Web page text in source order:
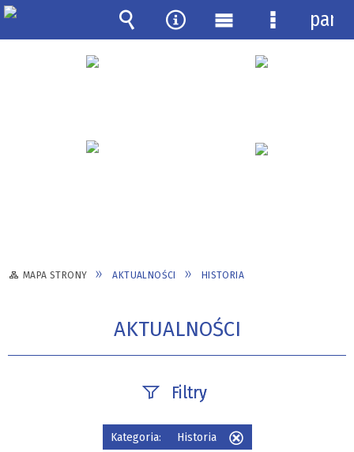
MAPA STRONY AKTUALNOŚCI HISTORIA
AKTUALNOŚCI
Filtry
Szukana fraza
Kategoria: Historia
Wyszukiwarka
Narzędzia
Menu
główne
Menu